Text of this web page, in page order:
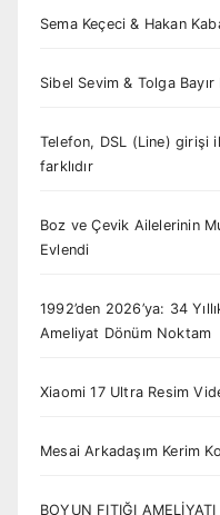
Sema Keçeci & Hakan
Sibel Sevim & Tolga
Telefon, DSL (Line) girişi
farklıdır
Boz ve Çevik Ailelerinin
Evlendi
1992’den 2026’ya: 34
Ameliyat Dönüm Noktam
Xiaomi 17 Ultra Resim
Mesai Arkadaşım Kerim
BOYUN FITIĞI AMELİYATI